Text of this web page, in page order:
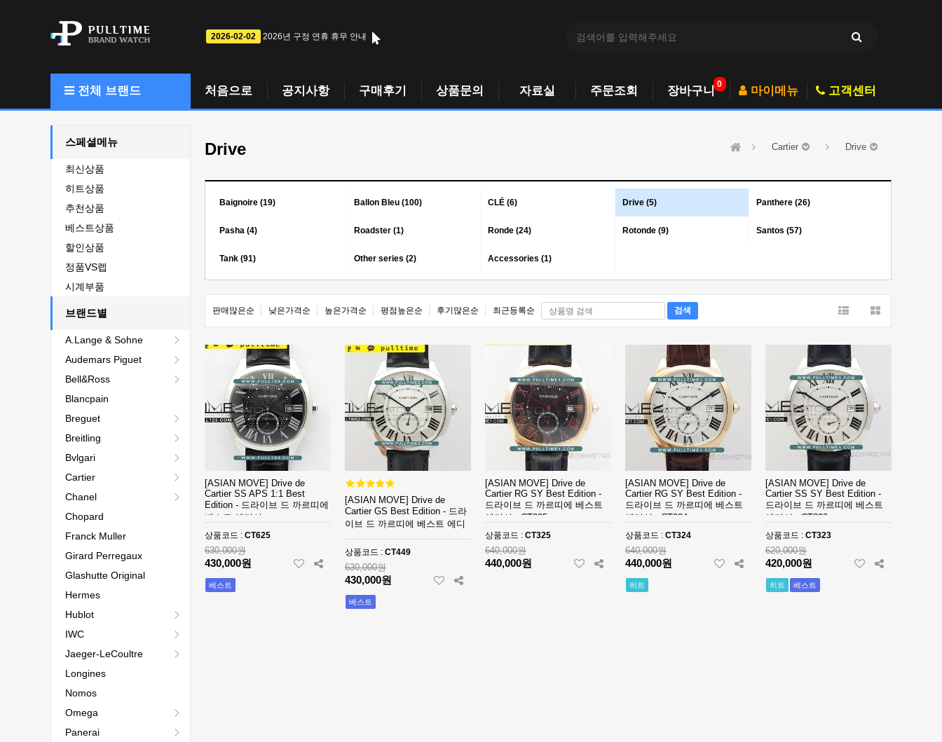
2026-02-02 2026년 구정 연휴 휴무 안내
전체 브랜드 처음으로 공지사항 구매후기 상품문의 자료실 주문조회 0
장바구니 마이메뉴 고객센터
스페셜메뉴
최신상품
히트상품
추천상품
베스트상품
할인상품
정품VS렙
시계부품
브랜드별
A.Lange & Sohne
Audemars Piguet
Bell&Ross
Blancpain
Breguet
Breitling
Bvlgari
Cartier
Chanel
Chopard
Franck Muller
Girard Perregaux
Glashutte Original
Hermes
Hublot
IWC
Jaeger-LeCoultre
Longines
Nomos
Omega
Panerai
Drive Cartier Drive
Baignoire (19) Ballon Bleu (100) CLÉ (6) Drive (5) Panthere (26)
Pasha (4) Roadster (1) Ronde (24) Rotonde (9) Santos (57)
Tank (91) Other series (2) Accessories (1)
판매많은순 낮은가격순 높은가격순 평점높은순 후기많은순 최근등록순
[ASIAN MOVE] Drive de
Cartier SS APS 1:1 Best
Edition - 드라이브 드 까르띠에
베스트 에디션
상품코드 : CT625
630,000원
430,000원
베스트
[ASIAN MOVE] Drive de
Cartier GS Best Edition - 드라
이브 드 까르띠에 베스트 에디
션 - CT449
상품코드 : CT449
630,000원
430,000원
베스트
[ASIAN MOVE] Drive de
Cartier RG SY Best Edition -
드라이브 드 까르띠에 베스트
에디션 - CT325
상품코드 : CT325
640,000원
440,000원
[ASIAN MOVE] Drive de
Cartier RG SY Best Edition -
드라이브 드 까르띠에 베스트
에디션 - CT324
상품코드 : CT324
640,000원
440,000원
히트
[ASIAN MOVE] Drive de
Cartier SS SY Best Edition -
드라이브 드 까르띠에 베스트
에디션 - CT323
상품코드 : CT323
620,000원
420,000원
히트 베스트